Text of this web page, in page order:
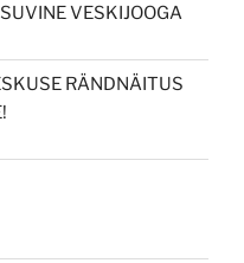
VESKIJOOGA
RÄNDNÄITUS